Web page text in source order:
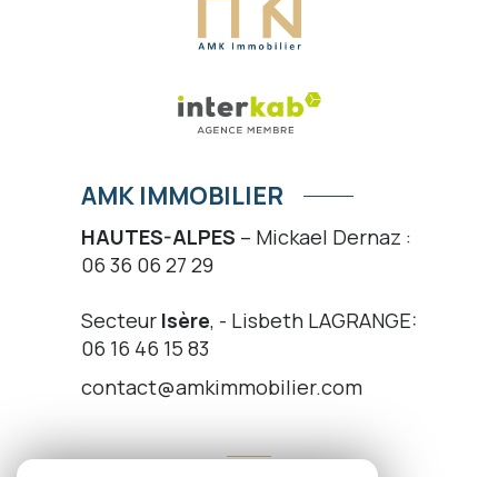
AMK IMMOBILIER
HAUTES-ALPES – Mickael Dernaz :
06 36 06 27 29
Secteur Isère, - Lisbeth LAGRANGE:
06 16 46 15 83
contact@amkimmobilier.com